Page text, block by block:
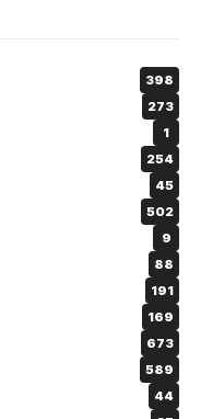
398
273
1
254
45
502
9
88
191
169
673
589
44